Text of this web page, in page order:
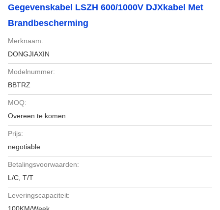
Gegevenskabel LSZH 600/1000V DJXkabel Met
Brandbescherming
Merknaam:
DONGJIAXIN
Modelnummer:
BBTRZ
MOQ:
Overeen te komen
Prijs:
negotiable
Betalingsvoorwaarden:
L/C, T/T
Leveringscapaciteit: